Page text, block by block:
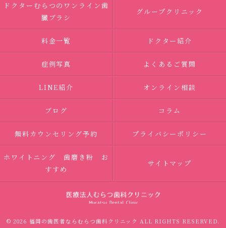
ドクターむらつのワンライン歯
臓ブラシ
グループクリニック
料金一覧 ドクター紹介
症例写真 よくあるご質問
LINE紹介 オンライン相談
ブログ コラム
無料カウンセリング予約 プライバシーポリシー
ホワイトニング 歯磨き粉 お
すすめ
サイトマップ
© 2026 福岡の歯医者ならむらつ歯科クリニック ALL RIGHTS RESERVED.